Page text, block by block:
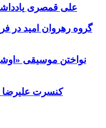
علی قمصری
گروه رهروان امید در
نواختن موسیقی
کنسرت علیرضا